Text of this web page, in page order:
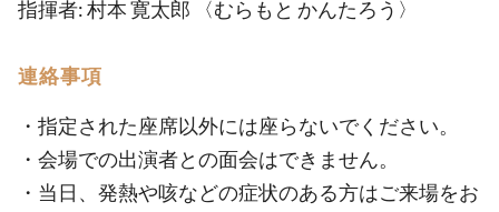
指揮者: 村本 寛太郎 〈むらもと かんたろう〉
連絡事項
・指定された座席以外には座らないでください。
・会場での出演者との面会はできません。
・当日、発熱や咳などの症状のある方はご来場をお